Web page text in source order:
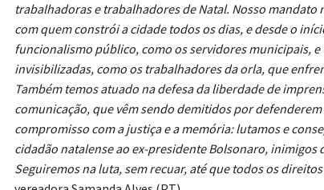
trabalhadoras e trabalhadores de Natal. Nosso mandato
com quem constrói a cidade todos os dias, e desde o
funcionalismo público, como os servidores municipais,
invisibilizadas, como os trabalhadores da orla, que
Também temos atuado na defesa da liberdade de
comunicação, que vêm sendo demitidos por
compromisso com a justiça e a memória: lutamos e
cidadão natalense ao ex-presidente Bolsonaro,
Seguiremos na luta, sem recuar, até que todos os